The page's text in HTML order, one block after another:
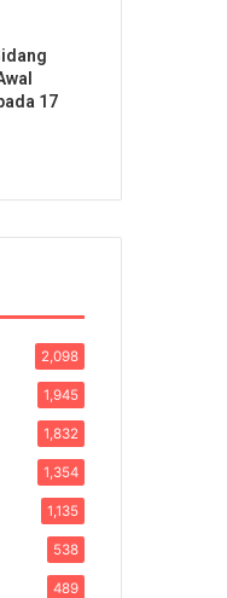
17
2,098
1,945
1,832
1,354
1,135
538
489